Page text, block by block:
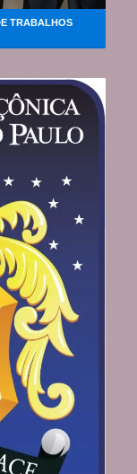
TRABALHOS